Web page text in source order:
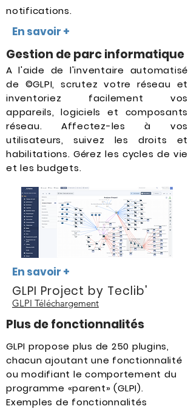
notifications.
En savoir +
Gestion de parc informatique
A l'aide de l'inventaire automatisé
de ©GLPI, scrutez votre réseau et
inventoriez facilement vos
appareils, logiciels et composants
réseau. Affectez-les à vos
utilisateurs, suivez les droits et
habilitations. Gérez les cycles de vie
et les budgets.
En savoir +
GLPI Project by Teclib'
GLPI Téléchargement
Plus de fonctionnalités
GLPI propose plus de 250 plugins,
chacun ajoutant une fonctionnalité
ou modifiant le comportement du
programme «parent» (GLPI).
Exemples de fonctionnalités